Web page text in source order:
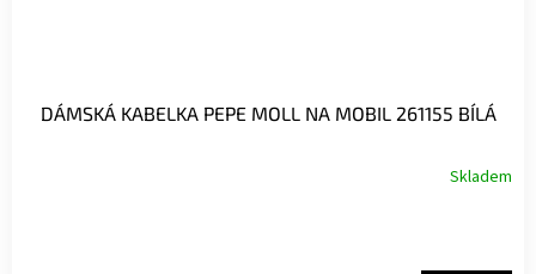
DÁMSKÁ KABELKA PEPE MOLL NA MOBIL 261155 BÍLÁ
Skladem